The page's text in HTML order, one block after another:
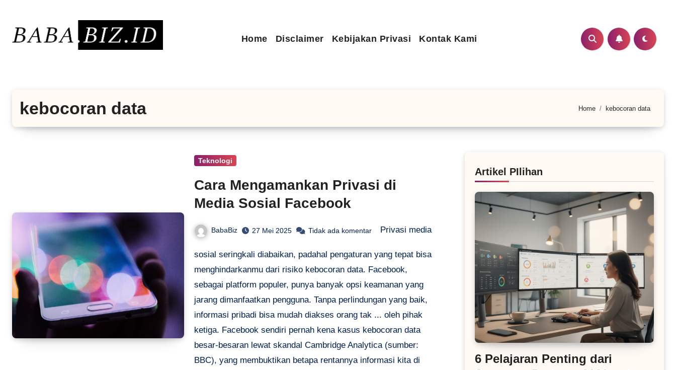
konten
Home Disclaimer Kebijakan Privasi Kontak Kami
kebocoran data Home kebocoran data
Teknologi
Cara Mengamankan Privasi di
Media Sosial Facebook
BabaBiz 27 Mei 2025 Tidak ada komentar Privasi media
sosial seringkali diabaikan, padahal pengaturan yang tepat bisa
menghindarkanmu dari risiko kebocoran data. Facebook,
sebagai platform populer, punya banyak opsi keamanan yang
jarang dimanfaatkan pengguna. Tanpa perlindungan yang baik,
informasi pribadi bisa mudah diakses orang tak ... oleh pihak
ketiga. Facebook sendiri pernah kena kasus kebocoran data
besar-besaran lewat skandal Cambridge Analytica (sumber:
BBC), yang membuktikan betapa rentannya informasi kita di
Artikel PIlihan
6 Pelajaran Penting dari